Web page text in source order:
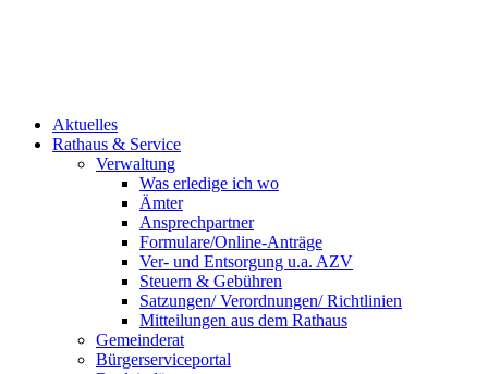
Aktuelles
Rathaus & Service
Verwaltung
Was erledige ich wo
Ämter
Ansprechpartner
Formulare/Online-Anträge
Ver- und Entsorgung u.a. AZV
Steuern & Gebühren
Satzungen/ Verordnungen/ Richtlinien
Mitteilungen aus dem Rathaus
Gemeinderat
Bürgerserviceportal